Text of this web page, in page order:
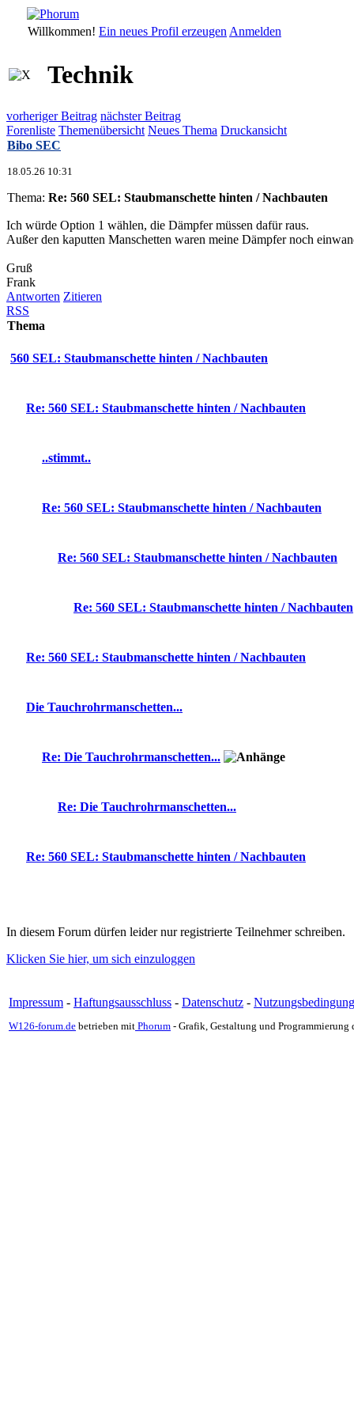
Willkommen! Ein neues Profil erzeugen Anmelden
Technik
vorheriger Beitrag nächster Beitrag
Forenliste Themenübersicht Neues Thema Druckansicht
Bibo SEC
18.05.26 10:31
Thema: Re: 560 SEL: Staubmanschette hinten / Nachbauten
Ich würde Option 1 wählen, die Dämpfer müssen dafür raus.
Außer den kaputten Manschetten waren meine Dämpfer noch
Gruß
Frank
Antworten Zitieren
RSS
Thema
560 SEL: Staubmanschette hinten / Nachbauten
Re: 560 SEL: Staubmanschette hinten / Nachbauten
..stimmt..
Re: 560 SEL: Staubmanschette hinten / Nachbauten
Re: 560 SEL: Staubmanschette hinten / Nachbauten
Re: 560 SEL: Staubmanschette hinten / Nachbauten
Re: 560 SEL: Staubmanschette hinten / Nachbauten
Die Tauchrohrmanschetten...
Re: Die Tauchrohrmanschetten...
Re: Die Tauchrohrmanschetten...
Re: 560 SEL: Staubmanschette hinten / Nachbauten
In diesem Forum dürfen leider nur registrierte Teilnehmer schreiben.
Klicken Sie hier, um sich einzuloggen
Impressum - Haftungsausschluss - Datenschutz -
W126-forum.de betrieben mit Phorum - Grafik, Gestaltung und Programmierung